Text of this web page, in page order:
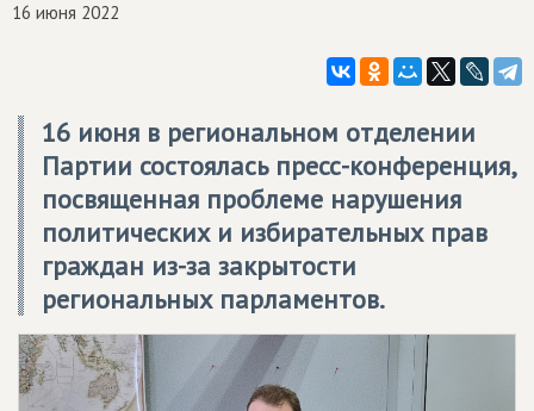
16 июня 2022
16 июня в региональном отделении
Партии состоялась пресс-конференция,
посвященная проблеме нарушения
политических и избирательных прав
граждан из-за закрытости
региональных парламентов.